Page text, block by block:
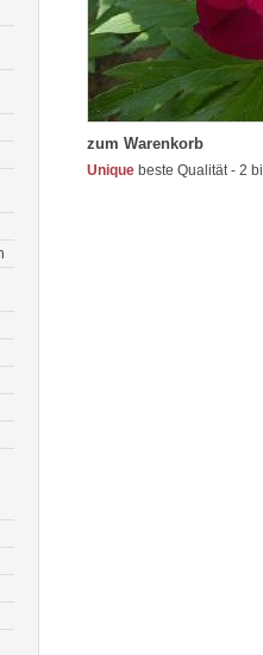
zum Warenkorb
Unique beste Qualität - 2